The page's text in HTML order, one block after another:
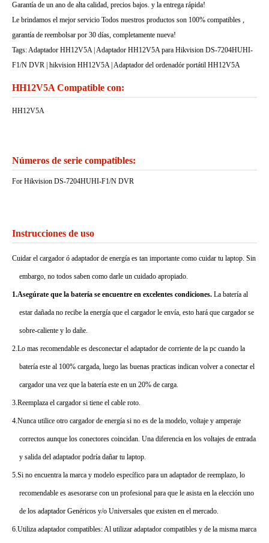
Garantía de un ano de alta calidad, precios bajos. y la entrega rápida!
Le brindamos el mejor servicio Todos nuestros productos son 100% compatibles ,
garantía de reembolsar por 30 días, completamente nueva!
Tags: Adaptador HH12V5A | Adaptador HH12V5A para Hikvision DS-7204HUHI-
F1/N DVR | hikvision HH12V5A | Adaptador del ordenadór portátil HH12V5A
HH12V5A Compatible con:
HH12V5A
Números de serie compatibles:
For Hikvision DS-7204HUHI-F1/N DVR
Instrucciones de uso
Cuidar el cargador ó adaptador de energía es tan importante como cuidar tu laptop. Sin
embargo, no todos saben como darle un cuidado apropiado.
1.Asegúrate que la batería se encuentre en excelentes condiciones. La batería al
estar dañada no recibe la energía que el cargador le envía, esto hará que cargador se
sobre-caliente y lo dañe.
2.Lo mas recomendable es desconectar el adaptador de corriente de la pc cuando la
batería este al 100% cargada, luego las buenas practicas indican volver a conectar el
cargador una vez que la batería este en un 20% de carga.
3.Reemplaza el cargador si tiene el cable roto.
4.Nunca utilice otro cargador de energía si no es de la modelo, voltaje y amperaje
correctos aunque los conectores coincidan. Una diferencia en los voltajes de entrada
y salida del adaptador podría dañar tu laptop.
5.Si no encuentra la marca y modelo específico para un adaptador de reemplazo, lo
recomendable es asesorarse con un profesional para que le asista en la elección uno
de los adaptador Genéricos y/o Universales que existen en el mercado.
6.Utiliza adaptador compatibles: Al utilizar adaptador compatibles y de la misma marca